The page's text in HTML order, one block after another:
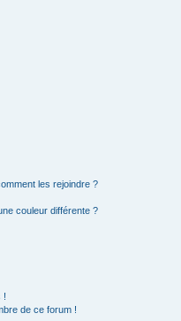
les rejoindre ?
couleur différente ?
!
de ce forum !